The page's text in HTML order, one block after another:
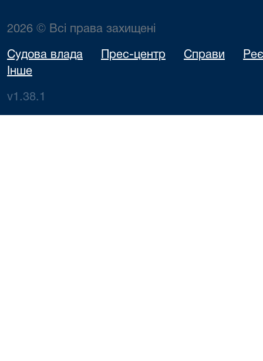
2026 © Всі права захищені
Судова влада Прес-центр Справи
Інше
v1.38.1